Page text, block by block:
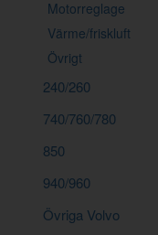
Motorreglage
Värme/friskluft
Övrigt
240/260
740/760/780
850
940/960
Övriga Volvo